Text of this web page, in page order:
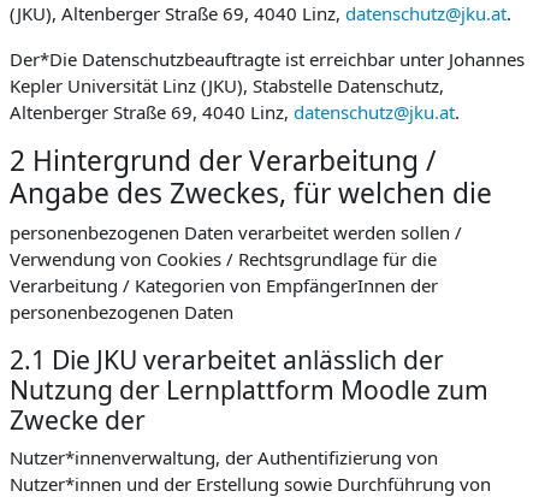
(JKU), Altenberger Straße 69, 4040 Linz, datenschutz@jku.at.
Der*Die Datenschutzbeauftragte ist erreichbar unter Johannes
Kepler Universität Linz (JKU), Stabstelle Datenschutz,
Altenberger Straße 69, 4040 Linz, datenschutz@jku.at.
2 Hintergrund der Verarbeitung /
Angabe des Zweckes, für welchen die
personenbezogenen Daten verarbeitet werden sollen /
Verwendung von Cookies / Rechtsgrundlage für die
Verarbeitung / Kategorien von EmpfängerInnen der
personenbezogenen Daten
2.1 Die JKU verarbeitet anlässlich der
Nutzung der Lernplattform Moodle zum
Zwecke der
Nutzer*innenverwaltung, der Authentifizierung von
Nutzer*innen und der Erstellung sowie Durchführung von